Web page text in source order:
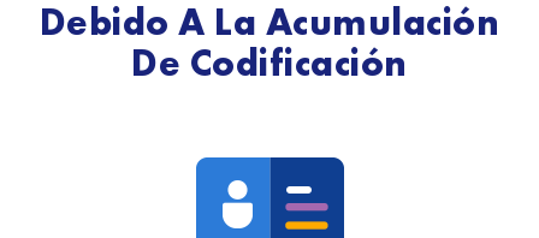
Debido A La Acumulación
De Codificación